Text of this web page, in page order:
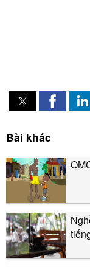
Bài khác